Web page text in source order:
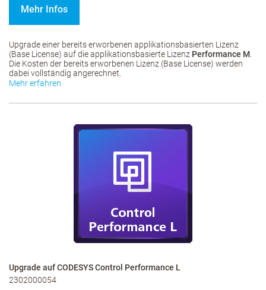
Mehr Infos
Upgrade einer bereits erworbenen applikationsbasierten Lizenz
(Base License) auf die applikationsbasierte Lizenz Performance M
Die Kosten der bereits erworbenen Lizenz (Base License) werden
dabei vollständig angerechnet.
Mehr erfahren
Upgrade auf CODESYS Control Performance L
2302000054